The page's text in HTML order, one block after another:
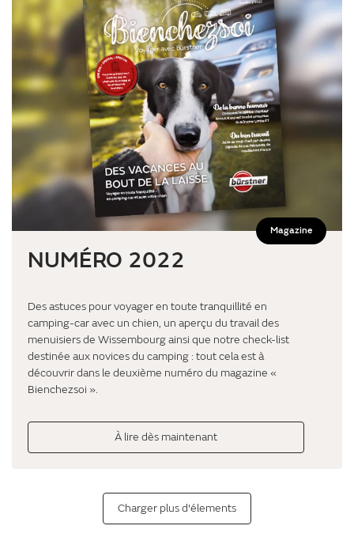
Magazine
NUMÉRO 2022
Des astuces pour voyager en toute tranquillité en
camping-car avec un chien, un aperçu du travail des
menuisiers de Wissembourg ainsi que notre check-list
destinée aux novices du camping : tout cela est à
découvrir dans le deuxième numéro du magazine «
Bienchezsoi ».
À lire dès maintenant
Charger plus d'élements